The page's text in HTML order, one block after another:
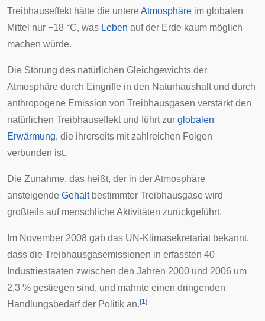
Treibhauseffekt hätte die untere Atmosphäre im globalen
Mittel nur −18 °C, was Leben auf der Erde kaum möglich
machen würde.
Die Störung des natürlichen Gleichgewichts der
Atmosphäre durch Eingriffe in den Naturhaushalt und durch
anthropogene Emission von Treibhausgasen verstärkt den
natürlichen Treibhauseffekt und führt zur globalen
Erwärmung, die ihrerseits mit zahlreichen Folgen
verbunden ist.
Die Zunahme, das heißt, der in der Atmosphäre
ansteigende Gehaltbestimmter Treibhausgase wird
großteils auf menschliche Aktivitäten zurückgeführt.
Im November 2008 gab das UN-Klimasekretariatbekannt,
dass die Treibhausgasemissionen in erfassten 40
Industriestaaten zwischen den Jahren 2000 und 2006 um
2,3 % gestiegen sind, und mahnte einen dringenden
Handlungsbedarf der Politik an. [1]